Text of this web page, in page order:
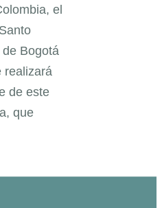
el
Bogotá
realizará
de este
que